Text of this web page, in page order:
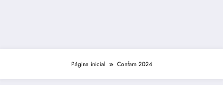
Página inicial Confam 2024